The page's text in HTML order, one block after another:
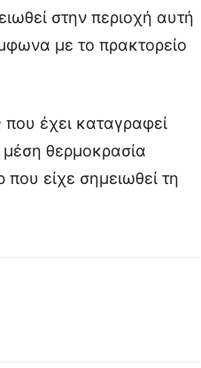
στην περιοχή αυτή
με το πρακτορείο
που έχει καταγραφεί
θερμοκρασία
είχε σημειωθεί τη